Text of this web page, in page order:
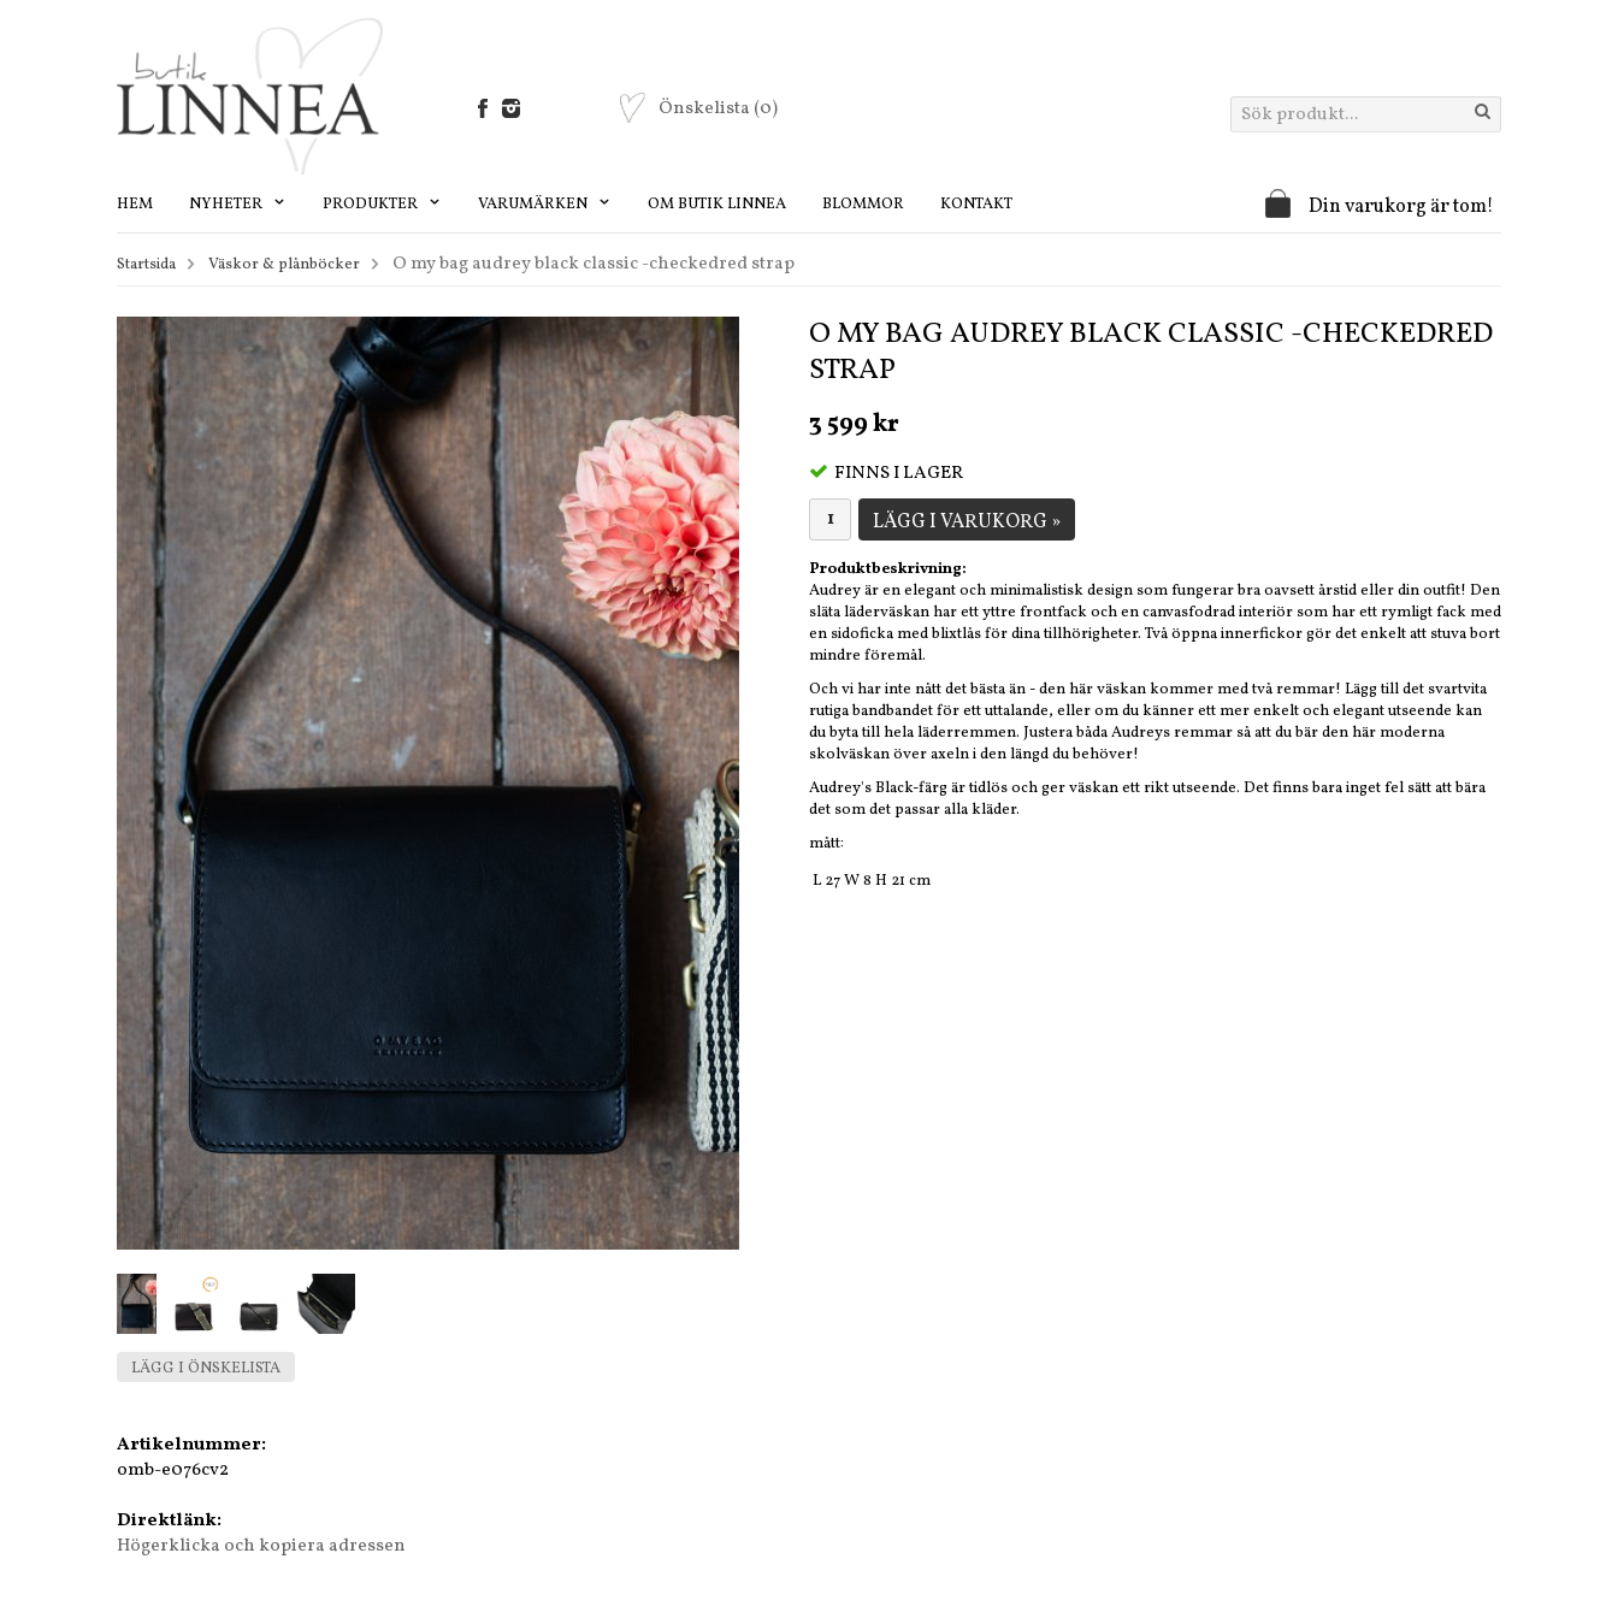
Önskelista (0)
HEM NYHETER PRODUKTER VARUMÄRKEN OM BUTIK LINNEA BLOMMOR KONTAKT Din varukorg är tom!
Startsida Väskor & plånböcker O my bag audrey black classic -checkedred strap
O MY BAG AUDREY BLACK CLASSIC -CHECKEDRED
STRAP
3 599 kr
FINNS I LAGER
LÄGG I VARUKORG »
Produktbeskrivning:
Audrey är en elegant och minimalistisk design som fungerar bra oavsett årstid eller din outfit! Den
släta läderväskan har ett yttre frontfack och en canvasfodrad interiör som har ett rymligt fack med
en sidoficka med blixtlås för dina tillhörigheter. Två öppna innerfickor gör det enkelt att stuva bort
mindre föremål.
Och vi har inte nått det bästa än - den här väskan kommer med två remmar! Lägg till det svartvita
rutiga bandbandet för ett uttalande, eller om du känner ett mer enkelt och elegant utseende kan
du byta till hela läderremmen. Justera båda Audreys remmar så att du bär den här moderna
skolväskan över axeln i den längd du behöver!
Audrey's Black-färg är tidlös och ger väskan ett rikt utseende. Det finns bara inget fel sätt att bära
det som det passar alla kläder.
mått:
L 27 W 8 H 21 cm
LÄGG I ÖNSKELISTA
Artikelnummer:
omb-e076cv2
Direktlänk:
Högerklicka och kopiera adressen